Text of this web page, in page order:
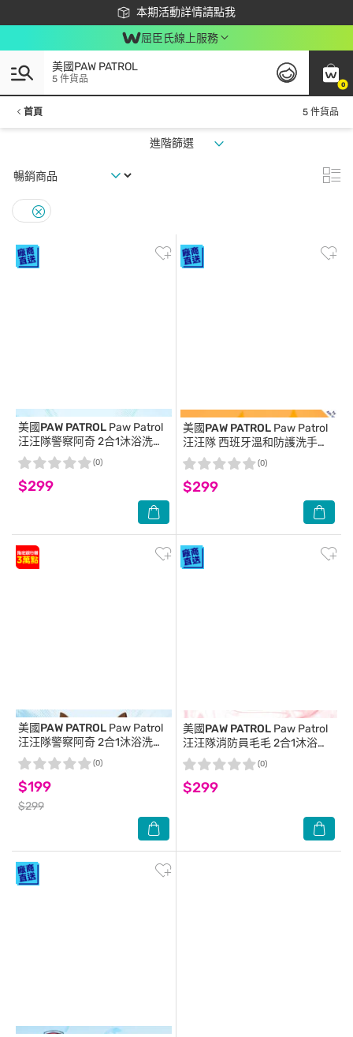
本期活動詳情請點我
下載app最高回饋$350
屈臣氏線上服務
0
美國PAW PATROL
5 件貨品
首頁 5 件貨品
進階篩選
美國PAW PATROL Paw Patrol
汪汪隊警察阿奇 2合1沐浴洗髮
精 400ml
$299
(0)
美國PAW PATROL Paw Patrol
汪汪隊 西班牙溫和防護洗手液
體皂 500ml
$299
(0)
美國PAW PATROL Paw Patrol
汪汪隊警察阿奇 2合1沐浴洗髮
精400ml
$199
$299
(0)
美國PAW PATROL Paw Patrol
汪汪隊消防員毛毛 2合1沐浴洗
髮精 400ml
$299
(0)